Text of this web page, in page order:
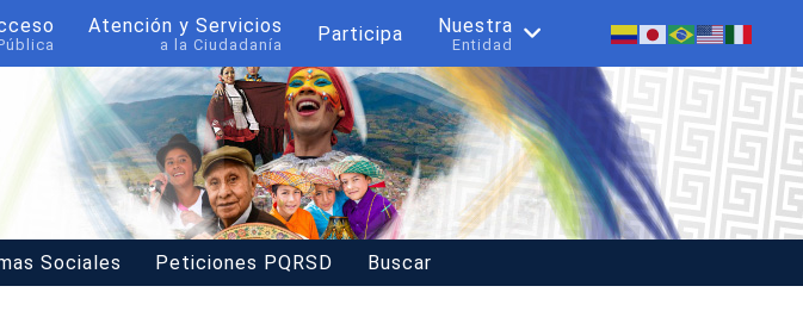
Atención y Servicios
a la Ciudadanía Participa Nuestra
Entidad
Sociales Peticiones PQRSD Buscar